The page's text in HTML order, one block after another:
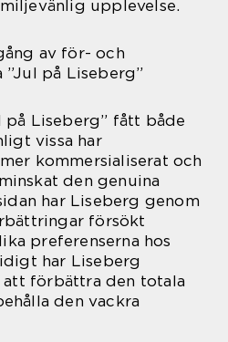
upplevelse.
av för- och
på Liseberg”
på Liseberg” fått både
vissa har
kommersialiserat och
den genuina
har Liseberg genom
försökt
preferenserna hos
har Liseberg
förbättra den totala
den vackra